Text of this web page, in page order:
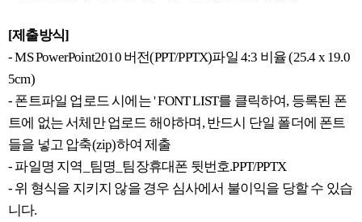
[제출방식]
- MS PowerPoint2010 버전(PPT/PPTX)파일 4:3 비율 (25.4 x 19.0
5cm)
- 폰트파일 업로드 시에는 ' FONT LIST를 클릭하여, 등록된 폰
트에 없는 서체만 업로드 해야하며, 반드시 단일 폴더에 폰트
들을 넣고 압축(zip)하여 제출
- 파일명 지역_팀명_팀장휴대폰 뒷번호.PPT/PPTX
- 위 형식을 지키지 않을 경우 심사에서 불이익을 당할 수 있습
니다.